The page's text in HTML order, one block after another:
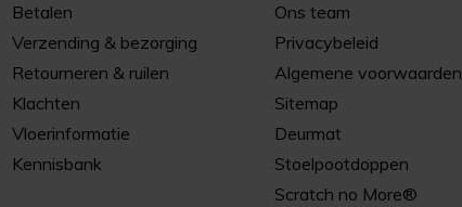
Betalen
Verzending & bezorging
Retourneren & ruilen
Klachten
Vloerinformatie
Kennisbank
Ons team
Privacybeleid
Algemene voorwaarden
Sitemap
Deurmat
Stoelpootdoppen
Scratch no More®